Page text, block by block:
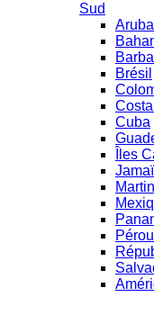
Sud
Aruba
Brésil
Cuba
Îles
Pérou